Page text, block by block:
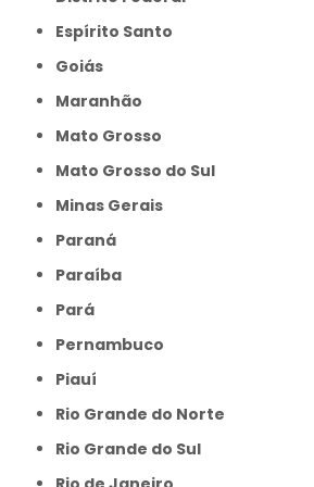
Espírito Santo
Goiás
Maranhão
Mato Grosso
Mato Grosso do Sul
Minas Gerais
Paraná
Paraíba
Pará
Pernambuco
Piauí
Rio Grande do Norte
Rio Grande do Sul